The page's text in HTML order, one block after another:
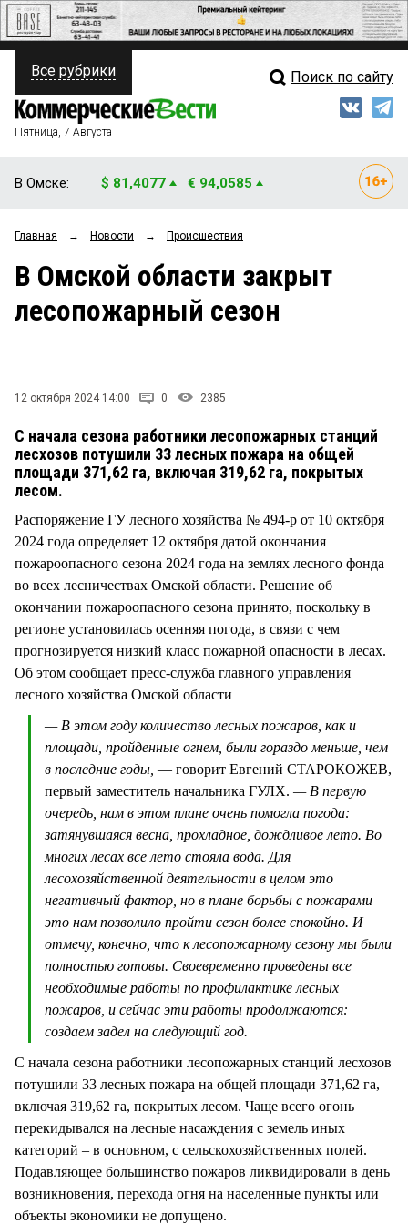
ПОЛИТИКА
ФИНАНСЫ
ОБЩЕСТВО
ЗАКОН
НОВОСТИ КОМПАНИЙ
СТИЛЬ ЖИЗНИ
Свежий выпуск
Мнения
Рейтинги
Блоги
Все рубрики Поиск по сайту
Пятница, 7 Августа
В Омске: $ 81,4077 € 94,0585
Главная → Новости → Происшествия
В Омской области закрыт
лесопожарный сезон
12 октября 2024 14:00 0 2385
С начала сезона работники лесопожарных станций
лесхозов потушили 33 лесных пожара на общей
площади 371,62 га, включая 319,62 га, покрытых
лесом.
Распоряжение ГУ лесного хозяйства № 494-р от 10 октября
2024 года определяет 12 октября датой окончания
пожароопасного сезона 2024 года на землях лесного фонда
во всех лесничествах Омской области. Решение об
окончании пожароопасного сезона принято, поскольку в
регионе установилась осенняя погода, в связи с чем
прогнозируется низкий класс пожарной опасности в лесах.
Об этом сообщает пресс-служба главного управления
лесного хозяйства Омской области
— В этом году количество лесных пожаров, как и
площади, пройденные огнем, были гораздо меньше, чем
в последние годы, — говорит Евгений СТАРОКОЖЕВ,
первый заместитель начальника ГУЛХ. — В первую
очередь, нам в этом плане очень помогла погода:
затянувшаяся весна, прохладное, дождливое лето. Во
многих лесах все лето стояла вода. Для
лесохозяйственной деятельности в целом это
негативный фактор, но в плане борьбы с пожарами
это нам позволило пройти сезон более спокойно. И
отмечу, конечно, что к лесопожарному сезону мы были
полностью готовы. Своевременно проведены все
необходимые работы по профилактике лесных
пожаров, и сейчас эти работы продолжаются:
создаем задел на следующий год.
С начала сезона работники лесопожарных станций лесхозов
потушили 33 лесных пожара на общей площади 371,62 га,
включая 319,62 га, покрытых лесом. Чаще всего огонь
перекидывался на лесные насаждения с земель иных
категорий – в основном, с сельскохозяйственных полей.
Подавляющее большинство пожаров ликвидировали в день
возникновения, перехода огня на населенные пункты или
объекты экономики не допущено.